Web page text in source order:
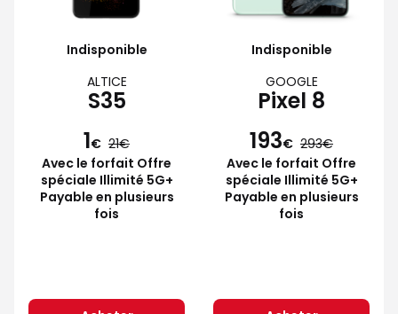
Indisponible
ALTICE
S35
1€ 21
Avec le forfait Offre
spéciale Illimité 5G+
Payable en plusieurs
fois
Indisponible
GOOGLE
Pixel 8
193€ 293
Avec le forfait Offre
spéciale Illimité 5G+
Payable en plusieurs
fois